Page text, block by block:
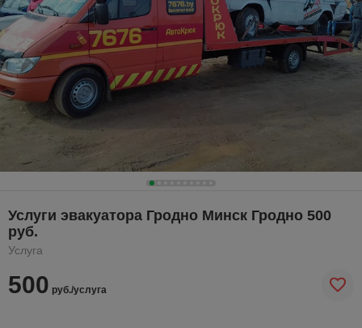
Услуги эвакуатора Гродно Минск Гродно 500
руб.
Услуга
500 руб./услуга